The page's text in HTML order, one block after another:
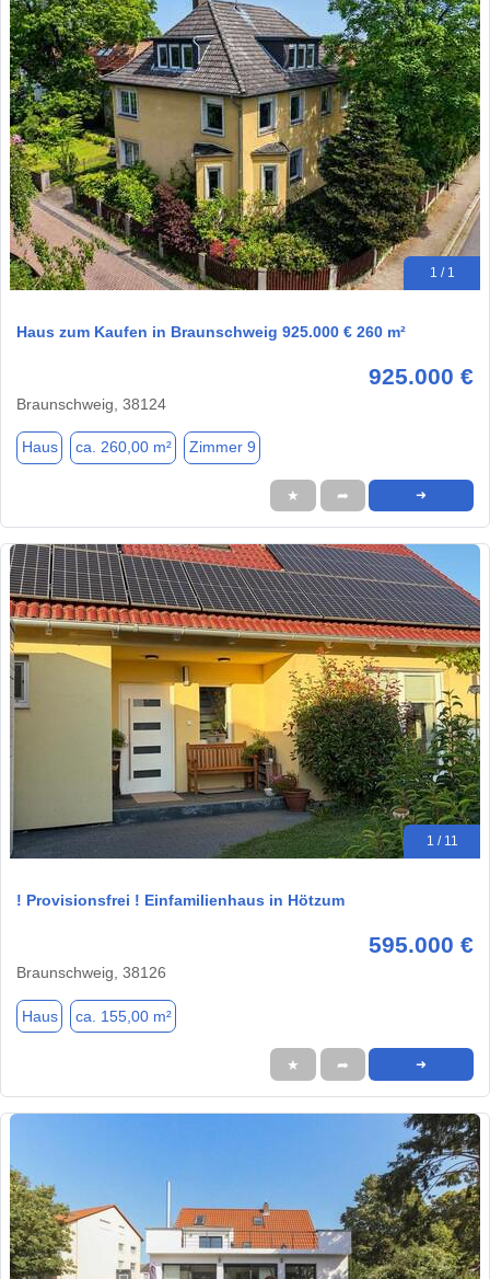
1 / 1
Haus zum Kaufen in Braunschweig 925.000 € 260 m²
925.000 €
Braunschweig, 38124
Haus ca. 260,00 m² Zimmer 9
★ ➦ ➜
1 / 11
! Provisionsfrei ! Einfamilienhaus in Hötzum
595.000 €
Braunschweig, 38126
Haus ca. 155,00 m²
★ ➦ ➜